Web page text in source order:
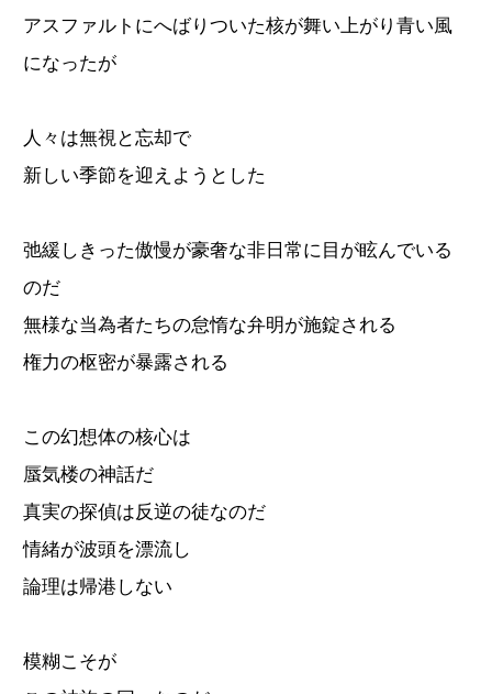
アスファルトにへばりついた核が舞い上がり青い風
になったが
人々は無視と忘却で
新しい季節を迎えようとした
弛緩しきった傲慢が豪奢な非日常に目が眩んでいる
のだ
無様な当為者たちの怠惰な弁明が施錠される
権力の枢密が暴露される
この幻想体の核心は
蜃気楼の神話だ
真実の探偵は反逆の徒なのだ
情緒が波頭を漂流し
論理は帰港しない
模糊こそが